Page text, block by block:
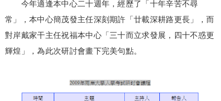
今年適逢本中心二十週年，經歷了「十年辛苦不尋
常」，本中心簡茂發主任深刻期許「廿載深耕路更長」，而
對岸戴家干主任祝福本中心「三十而立求發展，四十不惑更
輝煌」，為此次研討會畫下完美句點。